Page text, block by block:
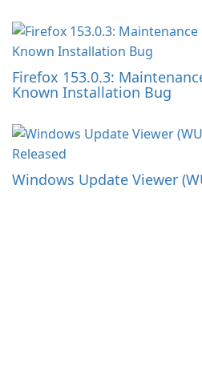
Firefox 153.0.3:
Known Installation Bug
Windows Update Viewer